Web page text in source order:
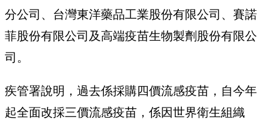
分公司、台灣東洋藥品工業股份有限公司、賽諾
菲股份有限公司及高端疫苗生物製劑股份有限公
司。
疾管署說明，過去係採購四價流感疫苗，自今年
起全面改採三價流感疫苗，係因世界衛生組織